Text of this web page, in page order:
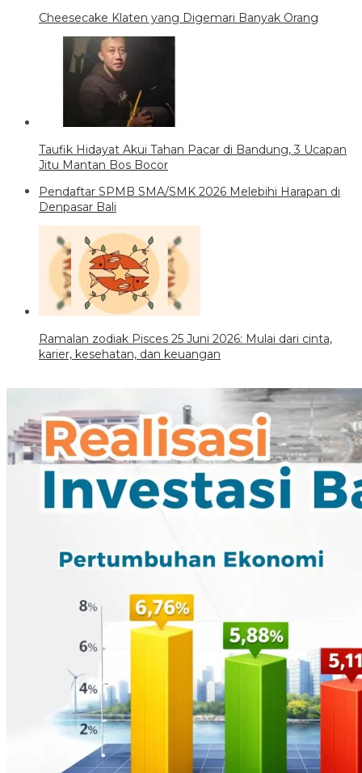
Cheesecake Klaten yang Digemari Banyak Orang
Taufik Hidayat Akui Tahan Pacar di Bandung, 3 Ucapan
Jitu Mantan Bos Bocor
Pendaftar SPMB SMA/SMK 2026 Melebihi Harapan di
Denpasar Bali
Ramalan zodiak Pisces 25 Juni 2026: Mulai dari cinta,
karier, kesehatan, dan keuangan